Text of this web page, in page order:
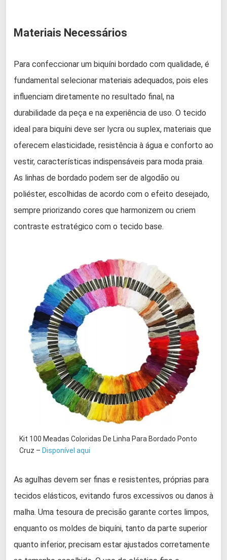
Materiais Necessários
Para confeccionar um biquíni bordado com qualidade, é
fundamental selecionar materiais adequados, pois eles
influenciam diretamente no resultado final, na
durabilidade da peça e na experiência de uso. O tecido
ideal para biquíni deve ser lycra ou suplex, materiais que
oferecem elasticidade, resistência à água e conforto ao
vestir, características indispensáveis para moda praia.
As linhas de bordado podem ser de algodão ou
poliéster, escolhidas de acordo com o efeito desejado,
sempre priorizando cores que harmonizem ou criem
contraste estratégico com o tecido base.
Kit 100 Meadas Coloridas De Linha Para Bordado Ponto
Cruz – Disponível aqui
As agulhas devem ser finas e resistentes, próprias para
tecidos elásticos, evitando furos excessivos ou danos à
malha. Uma tesoura de precisão garante cortes limpos,
enquanto os moldes de biquíni, tanto da parte superior
quanto inferior, precisam estar ajustados corretamente